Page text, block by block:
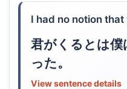
I had no notion
君がくるとは
った。
View sentence details